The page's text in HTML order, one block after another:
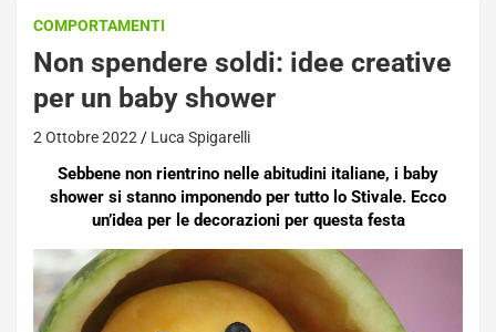
COMPORTAMENTI
Non spendere soldi: idee creative
per un baby shower
2 Ottobre 2022 Luca Spigarelli
Sebbene non rientrino nelle abitudini italiane, i baby
shower si stanno imponendo per tutto lo Stivale. Ecco
un’idea per le decorazioni per questa festa